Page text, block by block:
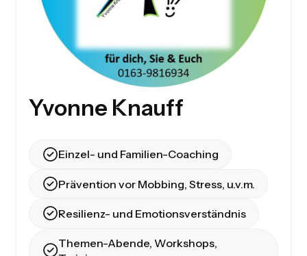
Yvonne Knauff
Einzel- und Familien-Coaching
Prävention vor Mobbing, Stress, u.v.m.
Resilienz- und Emotionsverständnis
Themen-Abende, Workshops,